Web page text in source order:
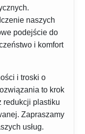
naszych
podejście do
i komfort
i troski o
to krok
redukcji plastiku
Zapraszamy
usług.